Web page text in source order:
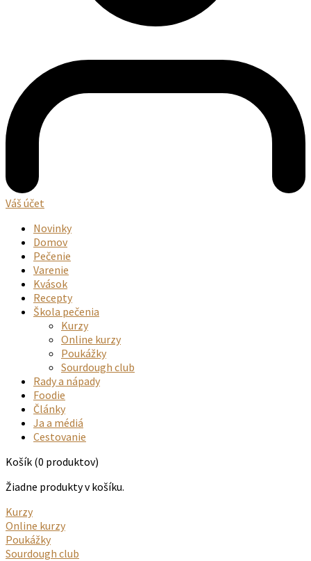
Váš účet
Novinky
Domov
Pečenie
Varenie
Kvások
Recepty
Škola pečenia
Kurzy
Online kurzy
Poukážky
Sourdough club
Rady a nápady
Foodie
Články
Ja a médiá
Cestovanie
Košík (0 produktov)
Žiadne produkty v košíku.
Kurzy
Online kurzy
Poukážky
Sourdough club